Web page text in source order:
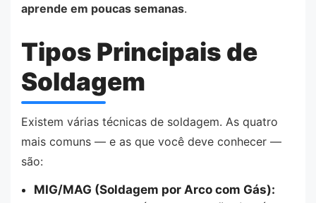
aprende em poucas semanas.
Tipos Principais de
Soldagem
Existem várias técnicas de soldagem. As quatro
mais comuns — e as que você deve conhecer —
são:
MIG/MAG (Soldagem por Arco com Gás):